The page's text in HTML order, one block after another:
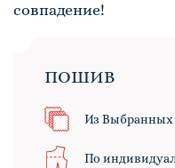
совпадение!
ПОШИВ
Из Выбранных
По